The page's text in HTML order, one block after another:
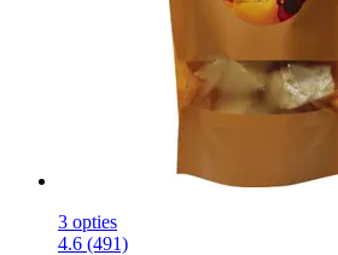
3 opties
4.6 (491)